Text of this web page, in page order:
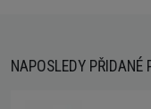
NAPOSLEDY PŘIDANÉ